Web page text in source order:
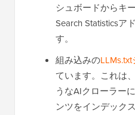
シュボードからキ
Search Statisticsア
す。
組み込みの
ています。これは
うなAIクローラー
ンツをインデック